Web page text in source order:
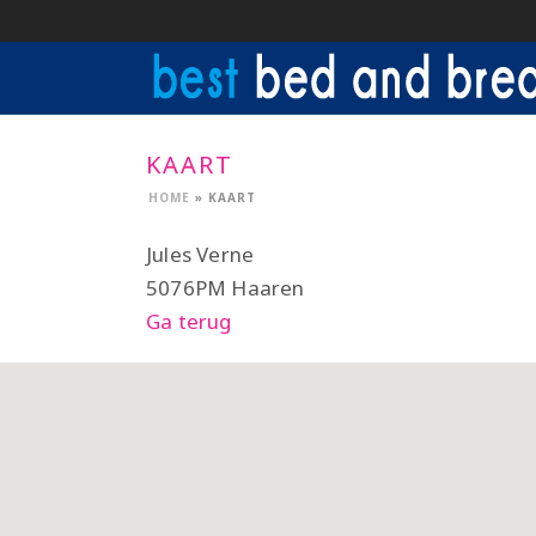
KAART
HOME » KAART
Jules Verne
5076PM Haaren
Ga terug